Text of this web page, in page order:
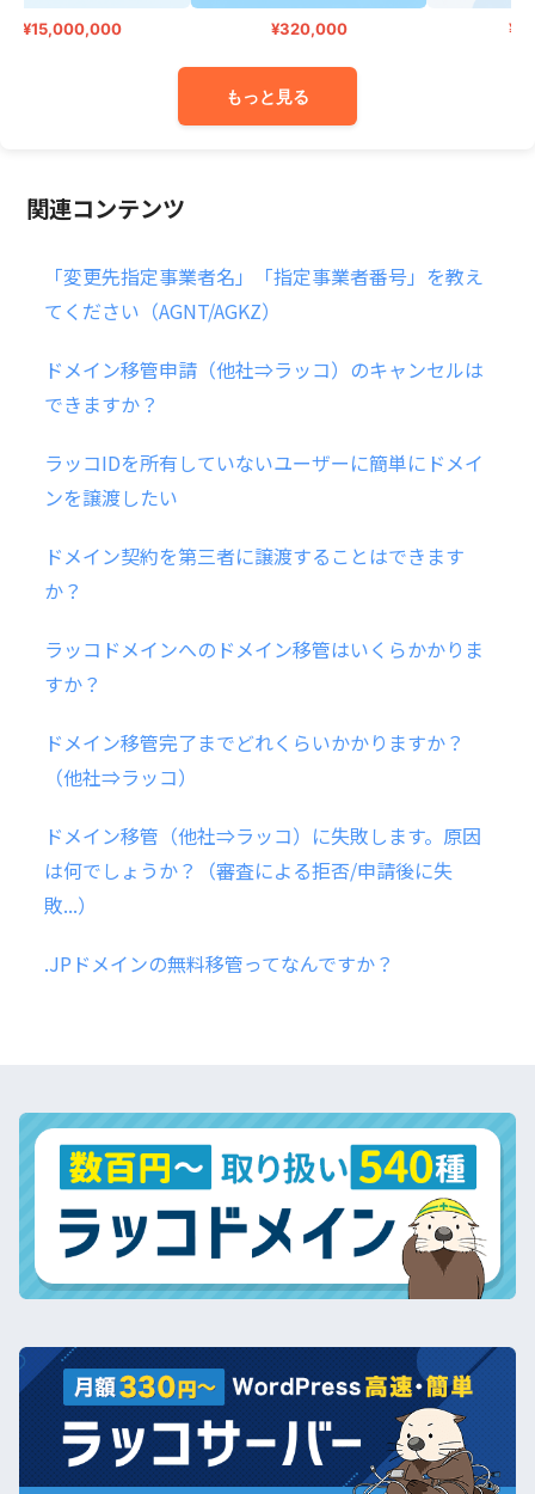
¥15,000,000 ¥320,000
もっと見る
関連コンテンツ
「変更先指定事業者名」「指定事業者番号」を教え
てください（AGNT/AGKZ）
ドメイン移管申請（他社⇒ラッコ）のキャンセルは
できますか？
ラッコIDを所有していないユーザーに簡単にドメイ
ンを譲渡したい
ドメイン契約を第三者に譲渡することはできます
か？
ラッコドメインへのドメイン移管はいくらかかりま
すか？
ドメイン移管完了までどれくらいかかりますか？
（他社⇒ラッコ）
ドメイン移管（他社⇒ラッコ）に失敗します。原因
は何でしょうか？（審査による拒否/申請後に失
敗...）
.JPドメインの無料移管ってなんですか？